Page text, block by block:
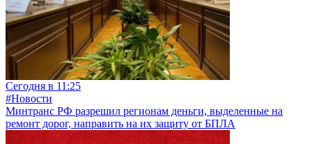
Сегодня в 11:25
#Новости
Минтранс РФ разрешил регионам деньги, выделенные на
ремонт дорог, направить на их защиту от БПЛА